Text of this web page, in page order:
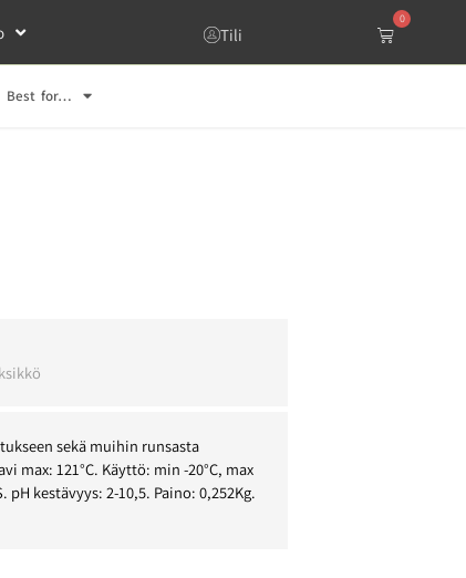
Tili
0
Best for…
sekä muihin runsasta
max: 121°C. Käyttö: min -20°C, max
pH kestävyys: 2-10,5. Paino: 0,252Kg.